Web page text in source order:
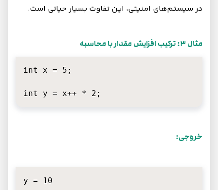
در سیستم‌های امنیتی، این تفاوت بسیار حیاتی است.
مثال 3: ترکیب افزایش مقدار با محاسبه
int x = 5;
int y = x++ * 2;
خروجی:
y = 10